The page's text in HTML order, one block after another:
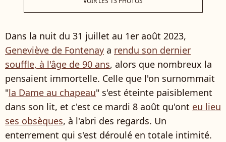
Dans la nuit du 31 juillet au 1er août 2023,
Geneviève de Fontenay a rendu son dernier
souffle, à l'âge de 90 ans, alors que nombreux la
pensaient immortelle. Celle que l'on surnommait
"la Dame au chapeau" s'est éteinte paisiblement
dans son lit, et c'est ce mardi 8 août qu'ont eu lieu
ses obsèques, à l'abri des regards. Un
enterrement qui s'est déroulé en totale intimité.